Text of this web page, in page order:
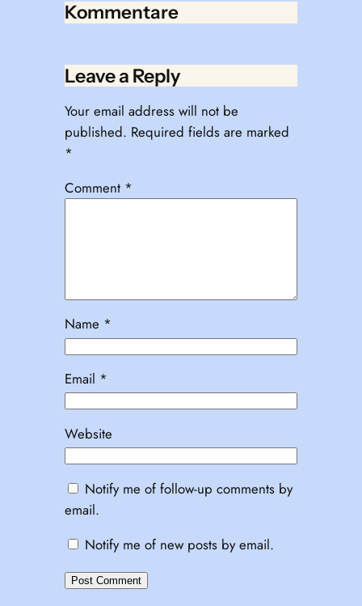
Kommentare
Leave a Reply
Your email address will not be
published. Required fields are marked
*
Comment *
Name *
Email *
Website
Notify me of follow-up comments by
email.
Notify me of new posts by email.